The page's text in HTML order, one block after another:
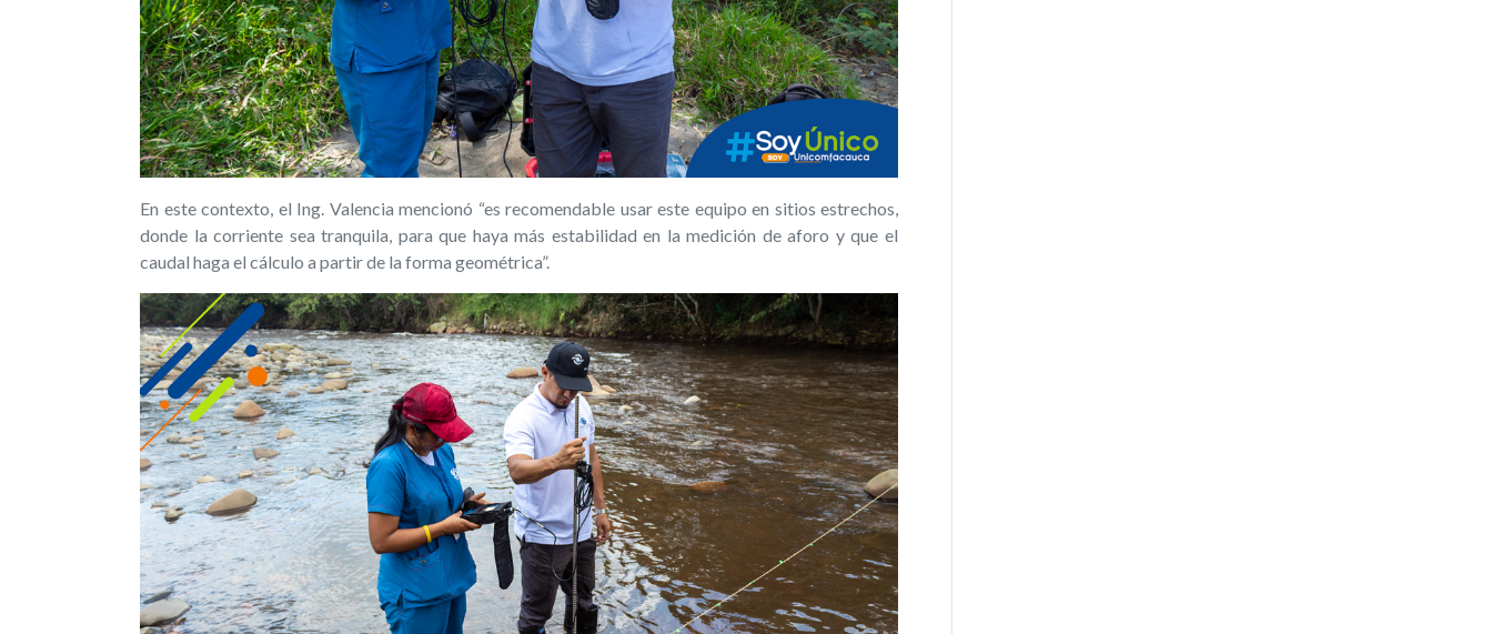
En este contexto, el Ing. Valencia mencionó “es recomendable usar este equipo en sitios estrechos,
donde la corriente sea tranquila, para que haya más estabilidad en la medición de aforo y que el
caudal haga el cálculo a partir de la forma geométrica”.